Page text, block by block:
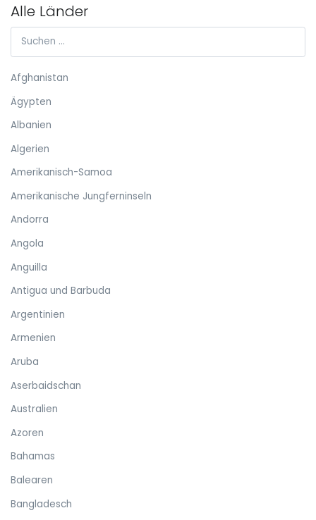
Alle Länder
Afghanistan
Ägypten
Albanien
Algerien
Amerikanisch-Samoa
Amerikanische Jungferninseln
Andorra
Angola
Anguilla
Antigua und Barbuda
Argentinien
Armenien
Aruba
Aserbaidschan
Australien
Azoren
Bahamas
Balearen
Bangladesch